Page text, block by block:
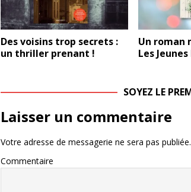
Des voisins trop secrets :
un thriller prenant !
Un roman
Les
SOYEZ LE
Laisser un commentaire
Votre adresse de messagerie ne sera pas publiée.
Commentaire